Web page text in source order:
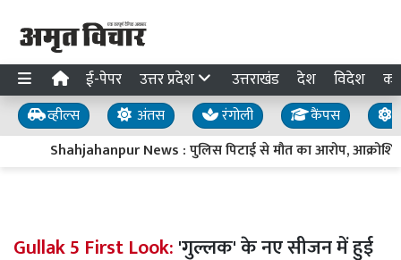
ई-पेपर उत्तर प्रदेश उत्तराखंड देश विदेश
व्हील्स अंतस रंगोली कैंपस
Shahjahanpur News : पुलिस पिटाई से मौत का आरोप,
Gullak 5 First Look:'गुल्लक' के नए सीजन में हुई